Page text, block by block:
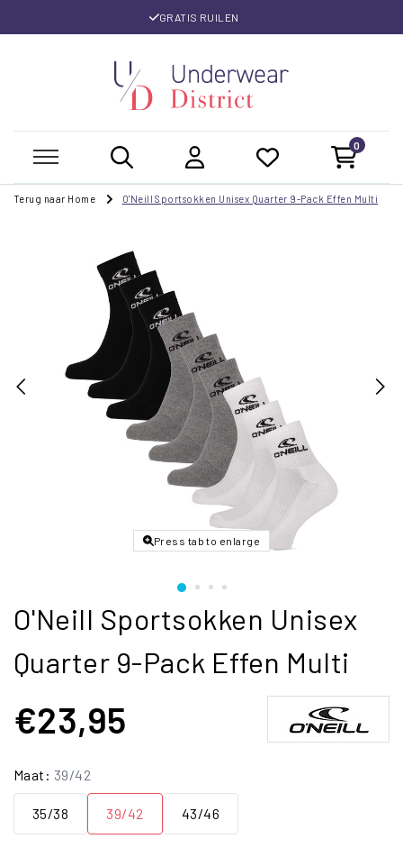
GRATIS RUILEN
0
Terug naar Home O'Neill Sportsokken Unisex Quarter 9-Pack Effen Multi
Press tab to enlarge
O'Neill Sportsokken Unisex
Quarter 9-Pack Effen Multi
€23,95
Maat: 39/42
35/38 39/42 43/46